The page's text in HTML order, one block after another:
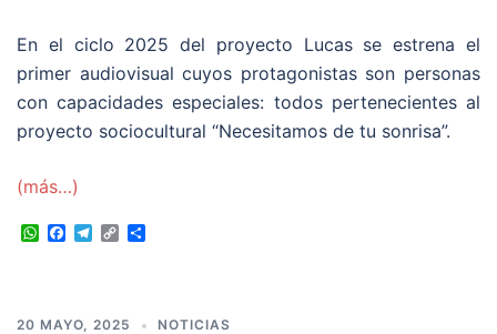
En el ciclo 2025 del proyecto Lucas se estrena el
primer audiovisual cuyos protagonistas son personas
con capacidades especiales: todos pertenecientes al
proyecto sociocultural “Necesitamos de tu sonrisa”.
(más…)
WhatsApp
Facebook
Telegram
Copy
20 MAYO, 2025 NOTICIAS